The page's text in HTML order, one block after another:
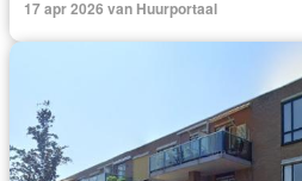
17 apr 2026 van Huurportaal